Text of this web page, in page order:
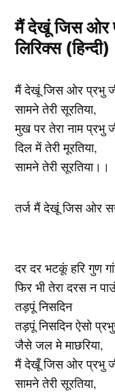
मैं देखूं जिस ओर
लिरिक्स (हिन्दी)
मैं देखूं जिस ओर प्रभु
सामने तेरी सूरतिया,
मुख पर तेरा नाम प्रभु
दिल में तेरी मूरतिया,
सामने तेरी सूरतिया।।
तर्ज मैं देखूं जिस ओर
दर दर भटकूं हरि गुण
फिर भी तेरा दरस न
तड़पूं निसदिन
तड़पूं निसदिन ऐसो
जैसे जल मे माछरिया,
मैं देखूँ जिस ओर प्रभु
सामने तेरी सूरतिया,